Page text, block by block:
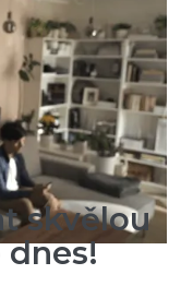
díky správně
dvakrát
skvělou
dnes!